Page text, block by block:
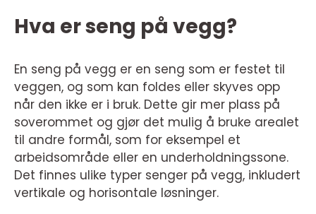
Hva er seng på vegg?
En seng på vegg er en seng som er festet til
veggen, og som kan foldes eller skyves opp
når den ikke er i bruk. Dette gir mer plass på
soverommet og gjør det mulig å bruke arealet
til andre formål, som for eksempel et
arbeidsområde eller en underholdningssone.
Det finnes ulike typer senger på vegg, inkludert
vertikale og horisontale løsninger.